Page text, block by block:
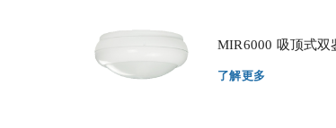
MIR6000 吸顶式双
了解更多